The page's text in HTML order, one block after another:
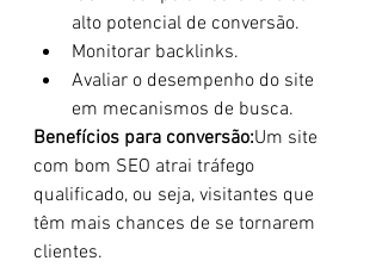
alto potencial de conversão.
Monitorar backlinks.
Avaliar o desempenho do site
em mecanismos de busca.
Benefícios para conversão:Um site
com bom SEO atrai tráfego
qualificado, ou seja, visitantes que
têm mais chances de se tornarem
clientes.